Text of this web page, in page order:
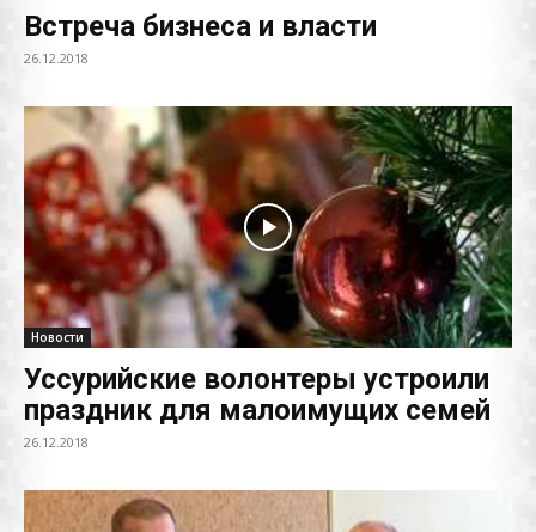
Встреча бизнеса и власти
26.12.2018
Новости
Уссурийские волонтеры устроили
праздник для малоимущих семей
26.12.2018